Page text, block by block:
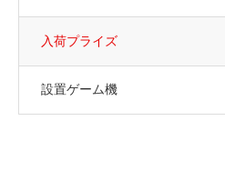
入荷プライズ
設置ゲーム機